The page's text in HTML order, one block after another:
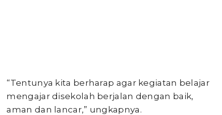
“Tentunya kita berharap agar kegiatan belajar
mengajar disekolah berjalan dengan baik,
aman dan lancar,” ungkapnya.